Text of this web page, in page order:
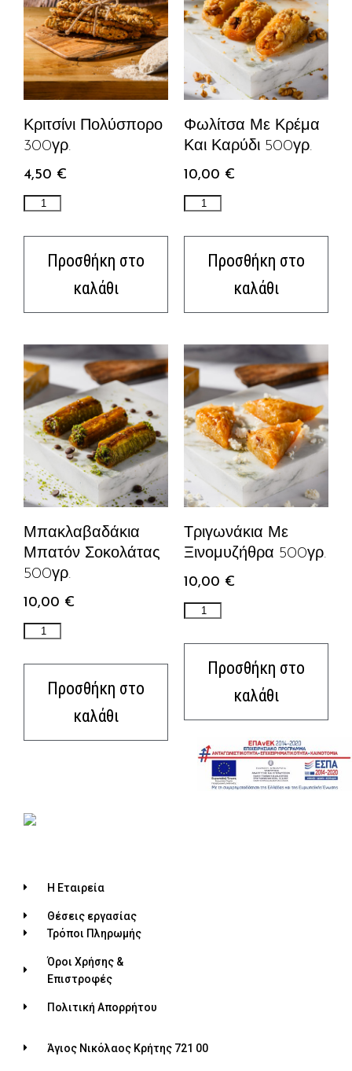
Κριτσίνι Πολύσπορο
300γρ.
4,50 €
Προσθήκη στο
καλάθι
Φωλίτσα Με Κρέμα
Και Καρύδι 500γρ.
10,00 €
Προσθήκη στο
καλάθι
Μπακλαβαδάκια
Μπατόν Σοκολάτας
500γρ.
10,00 €
Προσθήκη στο
καλάθι
Τριγωνάκια Με
Ξινομυζήθρα 500γρ.
10,00 €
Προσθήκη στο
καλάθι
Η Εταιρεία
Θέσεις εργασίας
Τρόποι Πληρωμής
Όροι Χρήσης &
Επιστροφές
Πολιτική Απορρήτου
Άγιος Νικόλαος Κρήτης 721 00